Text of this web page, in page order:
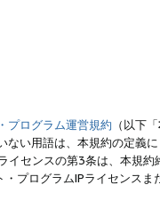
プログラム運営規約 （以下「
い用語は、本規約の定義
センスの第3条は、本規
プログラムIPライセンス